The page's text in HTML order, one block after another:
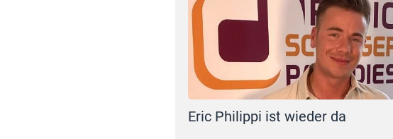
Eric Philippi ist wieder da